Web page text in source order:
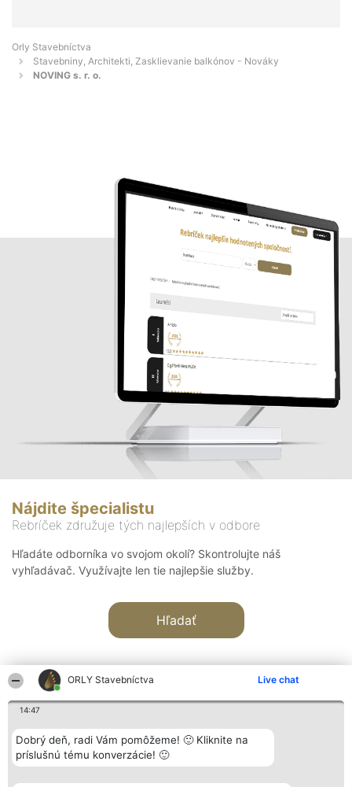
ORLY Stavebníctva Live chat
14:47
Dobrý deň, radi Vám pomôžeme! 🙂 Kliknite na
príslušnú tému konverzácie! 🙂
Orly Stavebníctva
Stavebniny, Architekti, Zasklievanie balkónov - Nováky
NOVING s. r. o.
Nájdite špecialistu
Rebríček združuje tých najlepších v odbore
Hľadáte odborníka vo svojom okolí? Skontrolujte náš
vyhľadávač. Využívajte len tie najlepšie služby.
Hľadať
Organizátor hodnotenia
Bright Side Solutions sp. z o.
o. sp. k.
Wrocław 50-079
Hodnotenie
Laureáti
Lista
Laureatów
Kontakt
Kontakt